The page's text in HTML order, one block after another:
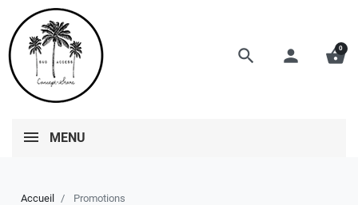
search person shopping_basket
0
MENU
Accueil Promotions